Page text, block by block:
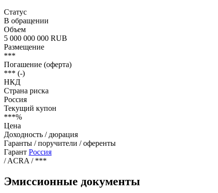
Статус
В обращении
Объем
5 000 000 000 RUB
Размещение
***
Погашение (оферта)
*** (-)
НКД
Страна риска
Россия
Текущий купон
***%
Цена
Доходность / дюрация
Гаранты / поручители / оференты
Гарант Россия
/ ACRA / ***
Эмиссионные документы